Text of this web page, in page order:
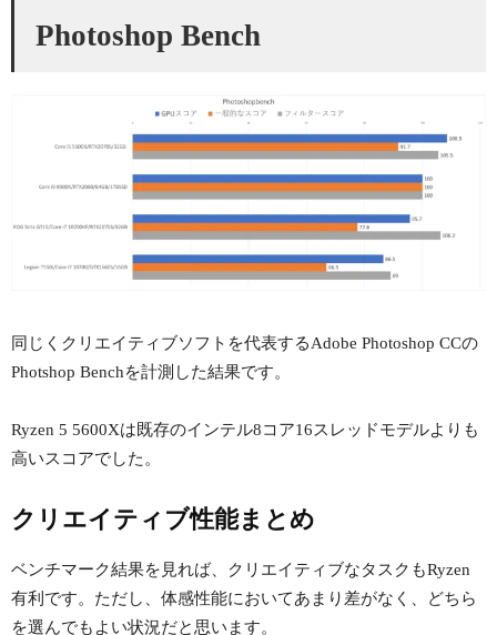
Photoshop Bench
同じくクリエイティブソフトを代表するAdobe Photoshop CCの
Photshop Benchを計測した結果です。
Ryzen 5 5600Xは既存のインテル8コア16スレッドモデルよりも
高いスコアでした。
クリエイティブ性能まとめ
ベンチマーク結果を見れば、クリエイティブなタスクもRyzen
有利です。ただし、体感性能においてあまり差がなく、どちら
を選んでもよい状況だと思います。